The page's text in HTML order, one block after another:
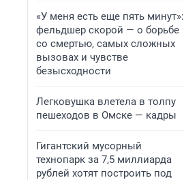
«У меня есть еще пять минут»:
фельдшер скорой — о борьбе
со смертью, самых сложных
вызовах и чувстве
безысходности
Легковушка влетела в толпу
пешеходов в Омске — кадры
Гигантский мусорный
технопарк за 7,5 миллиарда
рублей хотят построить под